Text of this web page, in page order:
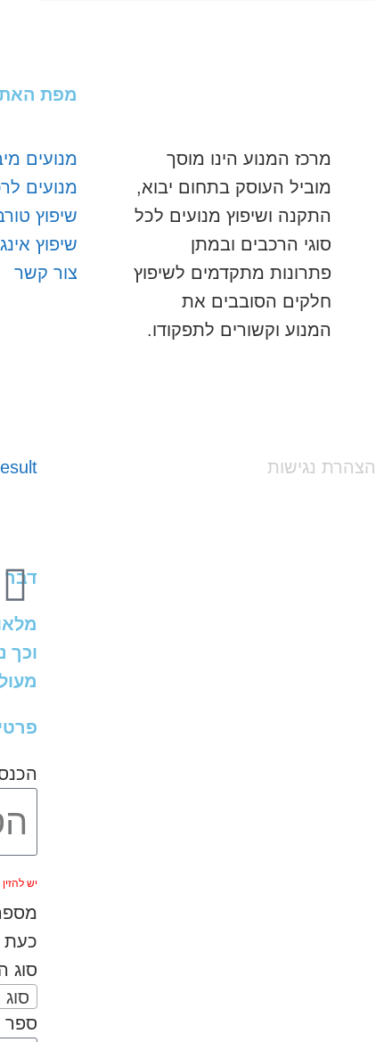
מרכז המנוע הינו מוסך
מוביל העוסק בתחום יבוא,
התקנה ושיפוץ מנועים לכל
סוגי הרכבים ובמתן
פתרונות מתקדמים לשיפוץ
חלקים הסובבים את
המנוע וקשורים לתפקודו.
מפת
מנועים
מנועים
שיפוץ
שיפוץ
צור קשר
הצהרת נגישות
דבר
וכך
יש להזין
כעת
סוג
ספר